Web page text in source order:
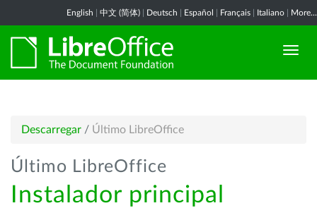
English 中文 (简体) Deutsch Español Français Italiano More...
Descarregar / Último LibreOffice
Último LibreOffice
Instalador principal